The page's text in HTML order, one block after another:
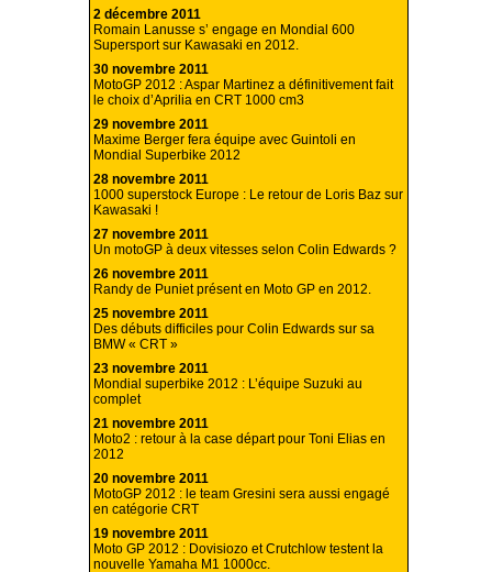
2 décembre 2011
Romain Lanusse s’ engage en Mondial 600
Supersport sur Kawasaki en 2012.
30 novembre 2011
MotoGP 2012 : Aspar Martinez a définitivement fait
le choix d’Aprilia en CRT 1000 cm3
29 novembre 2011
Maxime Berger fera équipe avec Guintoli en
Mondial Superbike 2012
28 novembre 2011
1000 superstock Europe : Le retour de Loris Baz sur
Kawasaki !
27 novembre 2011
Un motoGP à deux vitesses selon Colin Edwards ?
26 novembre 2011
Randy de Puniet présent en Moto GP en 2012.
25 novembre 2011
Des débuts difficiles pour Colin Edwards sur sa
BMW « CRT »
23 novembre 2011
Mondial superbike 2012 : L’équipe Suzuki au
complet
21 novembre 2011
Moto2 : retour à la case départ pour Toni Elias en
2012
20 novembre 2011
MotoGP 2012 : le team Gresini sera aussi engagé
en catégorie CRT
19 novembre 2011
Moto GP 2012 : Dovisiozo et Crutchlow testent la
nouvelle Yamaha M1 1000cc.